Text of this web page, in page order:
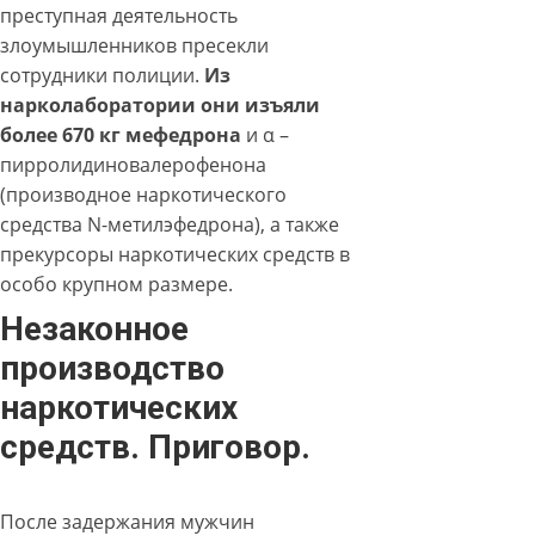
преступная деятельность
злоумышленников пресекли
сотрудники полиции. Из
нарколаборатории они изъяли
более 670 кг мефедрона и α –
пирролидиновалерофенона
(производное наркотического
средства N-метилэфедрона), а также
прекурсоры наркотических средств в
особо крупном размере.
Незаконное
производство
наркотических
средств. Приговор.
После задержания мужчин